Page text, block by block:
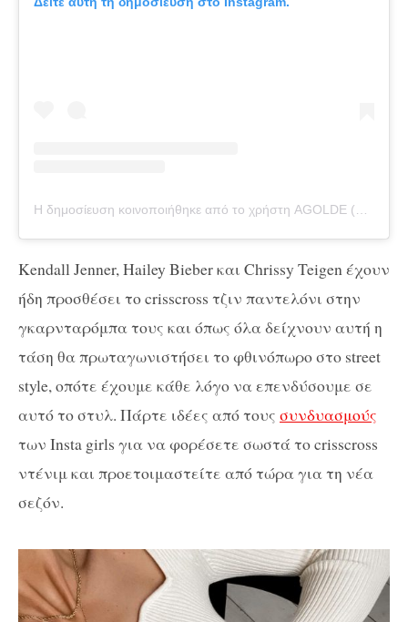
Kendall Jenner, Hailey Bieber και Chrissy Teigen έχουν
ήδη προσθέσει το crisscross τζιν παντελόνι στην
γκαρνταρόμπα τους και όπως όλα δείχνουν αυτή η
τάση θα πρωταγωνιστήσει το φθινόπωρο στο street
style, οπότε έχουμε κάθε λόγο να επενδύσουμε σε
αυτό το στυλ. Πάρτε ιδέες από τους συνδυασμούς
των Insta girls για να φορέσετε σωστά το crisscross
ντένιμ και προετοιμαστείτε από τώρα για τη νέα
σεζόν.